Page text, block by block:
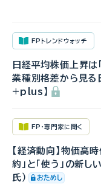
FPトレンドウォッチ
日経平均株価上昇は
業種別格差から見る
+plus】
FP・専門家に聞く
【経済動向】物価高
約」と「使う」の新し
氏）